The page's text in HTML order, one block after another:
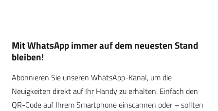
Mit WhatsApp immer auf dem neuesten Stand
bleiben!
Abonnieren Sie unseren WhatsApp-Kanal, um die
Neuigkeiten direkt auf Ihr Handy zu erhalten. Einfach den
QR-Code auf Ihrem Smartphone einscannen oder – sollten